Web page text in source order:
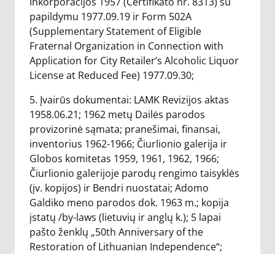
papildymu 1977.09.19 ir Form 502A
(Supplementary Statement of Eligible
Fraternal Organization in Connection with
Application for City Retailer‘s Alcoholic Liquor
License at Reduced Fee) 1977.09.30;
5. Įvairūs dokumentai: LAMK Revizijos aktas
1958.06.21; 1962 metų Dailės parodos
provizorinė sąmata; pranešimai, finansai,
inventorius 1962-1966; Čiurlionio galerija ir
Globos komitetas 1959, 1961, 1962, 1966;
Čiurlionio galerijoje parodų rengimo taisyklės
(įv. kopijos) ir Bendri nuostatai; Adomo
Galdiko meno parodos dok. 1963 m.; kopija
įstatų /by-laws (lietuvių ir anglų k.); 5 lapai
pašto ženklų „50th Anniversary of the
Restoration of Lithuanian Independence“;